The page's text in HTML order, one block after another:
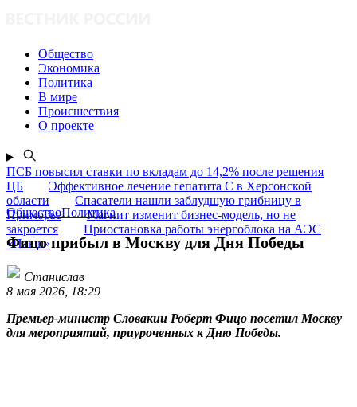
Общество
Экономика
Политика
В мире
Происшествия
О проекте
ПСБ повысил ставки по вкладам до 14,2% после решения
ЦБ
Эффективное лечение гепатита C в Херсонской
области
Спасатели нашли заблудшую грибницу в
Приморье
Магнит изменит бизнес-модель, но не
закроется
Приостановка работы энергоблока на АЭС
«Пакш»
ОбществоПолитика
Фицо прибыл в Москву для Дня Победы
Станислав
8 мая 2026, 18:29
Премьер-министр Словакии Роберт Фицо посетил Москву
для мероприятий, приуроченных к Дню Победы.